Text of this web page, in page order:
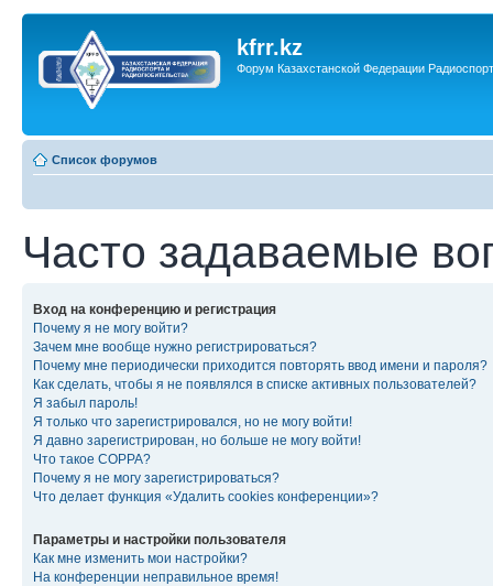
kfrr.kz
Форум Казахстанской Федерации
Список форумов
Часто задаваемые
Вход на конференцию и регистрация
Почему я не могу войти?
Зачем мне вообще нужно регистрироваться?
Почему мне периодически приходится повторять ввод имени и пароля?
Как сделать, чтобы я не появлялся в списке активных пользователей?
Я забыл пароль!
Я только что зарегистрировался, но не могу войти!
Я давно зарегистрирован, но больше не могу войти!
Что такое COPPA?
Почему я не могу зарегистрироваться?
Что делает функция «Удалить cookies конференции»?
Параметры и настройки пользователя
Как мне изменить мои настройки?
На конференции неправильное время!